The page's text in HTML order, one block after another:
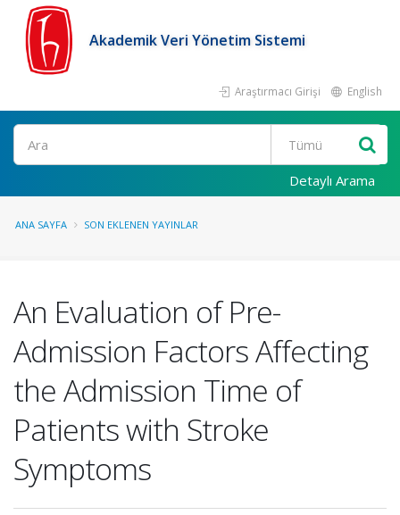
Akademik Veri Yönetim Sistemi
Araştırmacı Girişi English
Ara
Detaylı Arama
ANA SAYFA SON EKLENEN YAYINLAR
An Evaluation of Pre-
Admission Factors Affecting
the Admission Time of
Patients with Stroke
Symptoms